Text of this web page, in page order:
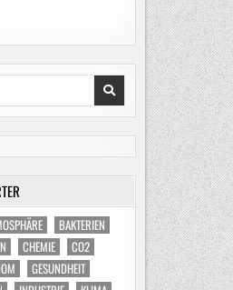
BAKTERIEN
CHEMIE
CO2
GESUNDHEIT